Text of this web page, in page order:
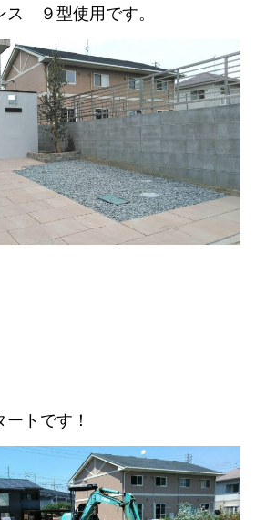
ス ９型使用です。
トです！